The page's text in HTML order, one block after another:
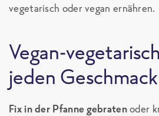
vegetarisch oder vegan ernähren.
Vegan-
jeden Geschmack
Fix in der Pfanne gebratenoder